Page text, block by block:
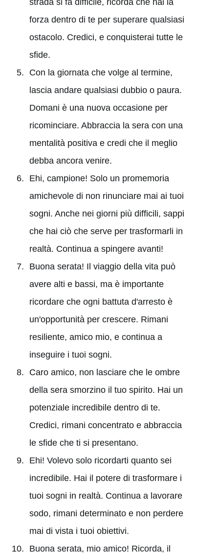
forza dentro di te per superare qualsiasi
ostacolo. Credici, e conquisterai tutte le
sfide.
Con la giornata che volge al termine,
lascia andare qualsiasi dubbio o paura.
Domani è una nuova occasione per
ricominciare. Abbraccia la sera con una
mentalità positiva e credi che il meglio
debba ancora venire.
Ehi, campione! Solo un promemoria
amichevole di non rinunciare mai ai tuoi
sogni. Anche nei giorni più difficili, sappi
che hai ciò che serve per trasformarli in
realtà. Continua a spingere avanti!
Buona serata! Il viaggio della vita può
avere alti e bassi, ma è importante
ricordare che ogni battuta d'arresto è
un'opportunità per crescere. Rimani
resiliente, amico mio, e continua a
inseguire i tuoi sogni.
Caro amico, non lasciare che le ombre
della sera smorzino il tuo spirito. Hai un
potenziale incredibile dentro di te.
Credici, rimani concentrato e abbraccia
le sfide che ti si presentano.
Ehi! Volevo solo ricordarti quanto sei
incredibile. Hai il potere di trasformare i
tuoi sogni in realtà. Continua a lavorare
sodo, rimani determinato e non perdere
mai di vista i tuoi obiettivi.
Buona serata, mio amico! Ricorda, il